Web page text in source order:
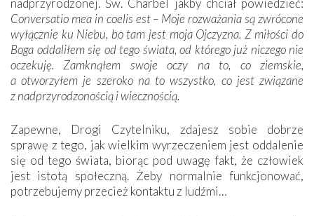
Conversatio mea in coelis est – Moje rozważania są zwrócone
wyłącznie ku Niebu, bo tam jest moja Ojczyzna. Z miłości do
Boga oddaliłem się od tego świata, od którego już niczego nie
oczekuję. Zamknąłem swoje oczy na to, co ziemskie,
a otworzyłem je szeroko na to wszystko, co jest związane
z nadprzyrodzonością i wiecznością.
Zapewne, Drogi Czytelniku, zdajesz sobie dobrze
sprawę z tego, jak wielkim wyrzeczeniem jest oddalenie
się od tego świata, biorąc pod uwagę fakt, że człowiek
jest istotą społeczną. Żeby normalnie funkcjonować,
potrzebujemy przecież kontaktu z ludźmi…